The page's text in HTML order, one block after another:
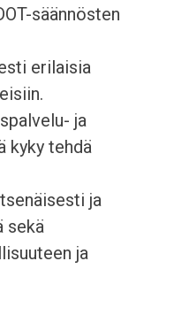
säännösten
erilaisia
ja
kyky tehdä
ja
sekä
ja